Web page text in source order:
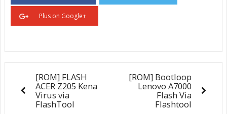
Plus on Google+
[ROM] FLASH
ACER Z205 Kena
Virus via
FlashTool
[ROM] Bootloop
Lenovo A7000
Flash Via
Flashtool